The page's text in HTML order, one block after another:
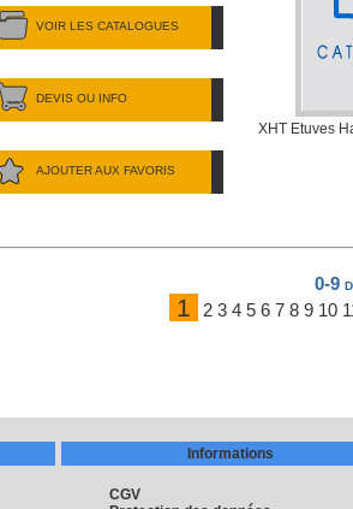
VOIR LES CATALOGUES
DEVIS OU INFO
AJOUTER AUX FAVORIS
XHT Etuves
0-9
1 2 3 4 5 6 7 8 9 10
Informations
CGV